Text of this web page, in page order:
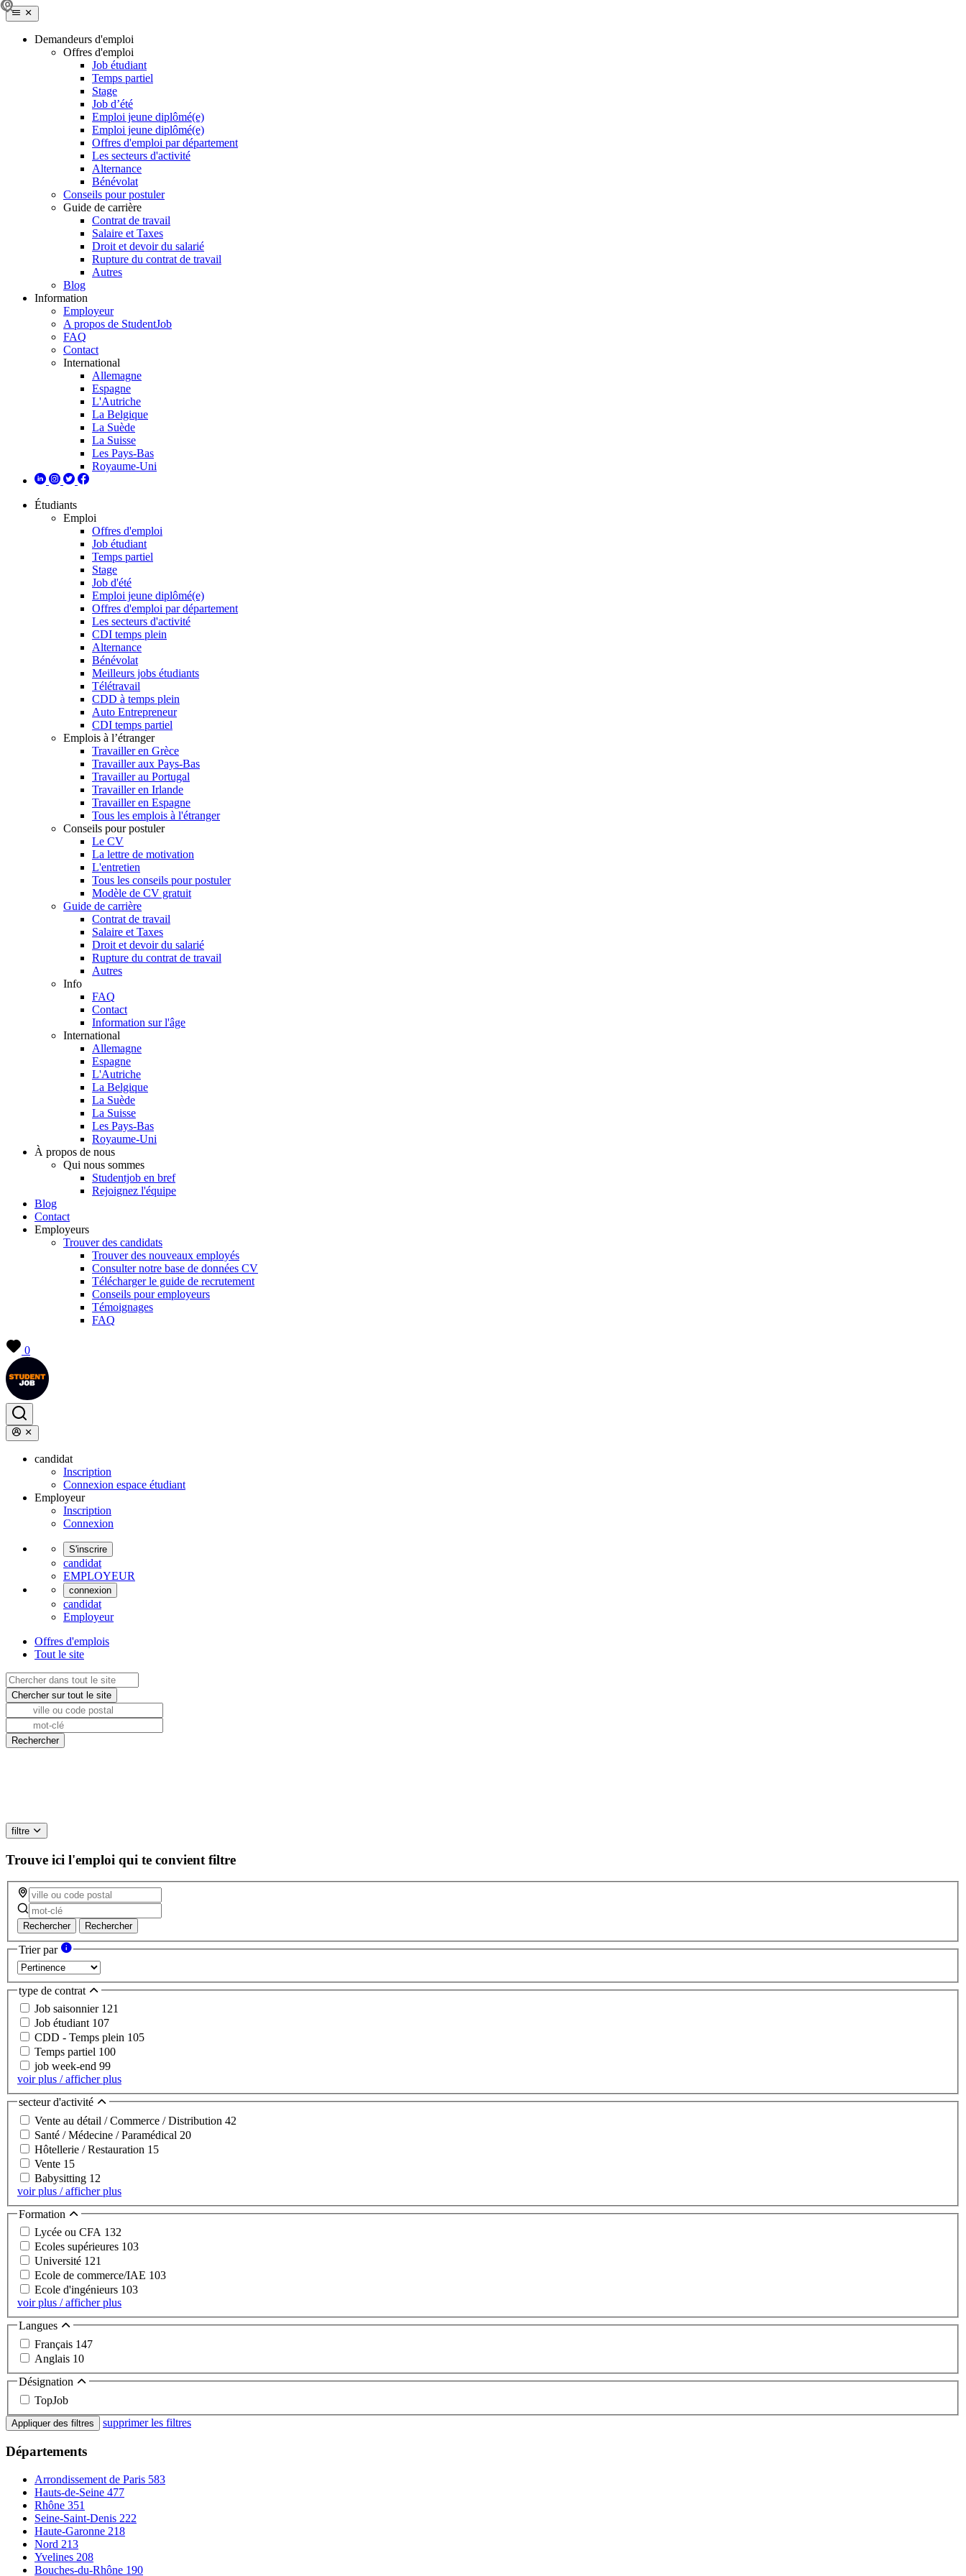
Demandeurs d'emploi
Offres d'emploi
Job étudiant
Temps partiel
Stage
Job d’été
Emploi jeune diplômé(e)
Emploi jeune diplômé(e)
Offres d'emploi par département
Les secteurs d'activité
Alternance
Bénévolat
Conseils pour postuler
Guide de carrière
Contrat de travail
Salaire et Taxes
Droit et devoir du salarié
Rupture du contrat de travail
Autres
Blog
Information
Employeur
A propos de StudentJob
FAQ
Contact
International
Allemagne
Espagne
L'Autriche
La Belgique
La Suède
La Suisse
Les Pays-Bas
Royaume-Uni
Étudiants
Emploi
Offres d'emploi
Job étudiant
Temps partiel
Stage
Job d'été
Emploi jeune diplômé(e)
Offres d'emploi par département
Les secteurs d'activité
CDI temps plein
Alternance
Bénévolat
Meilleurs jobs étudiants
Télétravail
CDD à temps plein
Auto Entrepreneur
CDI temps partiel
Emplois à l’étranger
Travailler en Grèce
Travailler aux Pays-Bas
Travailler au Portugal
Travailler en Irlande
Travailler en Espagne
Tous les emplois à l'étranger
Conseils pour postuler
Le CV
La lettre de motivation
L'entretien
Tous les conseils pour postuler
Modèle de CV gratuit
Guide de carrière
Contrat de travail
Salaire et Taxes
Droit et devoir du salarié
Rupture du contrat de travail
Autres
Info
FAQ
Contact
Information sur l'âge
International
Allemagne
Espagne
L'Autriche
La Belgique
La Suède
La Suisse
Les Pays-Bas
Royaume-Uni
À propos de nous
Qui nous sommes
Studentjob en bref
Rejoignez l'équipe
Blog
Contact
Employeurs
Trouver des candidats
Trouver des nouveaux employés
Consulter notre base de données CV
Télécharger le guide de recrutement
Conseils pour employeurs
Témoignages
FAQ
0
candidat
Inscription
Connexion espace étudiant
Employeur
Inscription
Connexion
S'inscrire
candidat
EMPLOYEUR
connexion
candidat
Employeur
Offres d'emplois
Tout le site
filtre
Trouve ici l'emploi qui te convient filtre
Rechercher Rechercher
Trier par
type de contrat
Job saisonnier 121
Job étudiant 107
CDD - Temps plein 105
Temps partiel 100
job week-end 99
voir plus / afficher plus
secteur d'activité
Vente au détail / Commerce / Distribution 42
Santé / Médecine / Paramédical 20
Hôtellerie / Restauration 15
Vente 15
Babysitting 12
voir plus / afficher plus
Formation
Lycée ou CFA 132
Ecoles supérieures 103
Université 121
Ecole de commerce/IAE 103
Ecole d'ingénieurs 103
voir plus / afficher plus
Langues
Français 147
Anglais 10
Désignation
TopJob
Appliquer des filtres supprimer les filtres
Départements
Arrondissement de Paris 583
Hauts-de-Seine 477
Rhône 351
Seine-Saint-Denis 222
Haute-Garonne 218
Nord 213
Yvelines 208
Bouches-du-Rhône 190